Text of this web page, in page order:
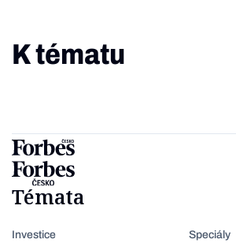
K tématu
Témata
Investice
Speciály